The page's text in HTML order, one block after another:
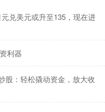
兑美元或升至135，现在进
利器
股：轻松撬动资金，放大收